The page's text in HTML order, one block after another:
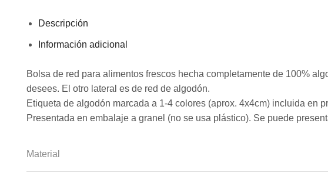
Descripción
Información adicional
Bolsa de red para alimentos frescos hecha completamente de 100%
desees. El otro lateral es de red de algodón.
Etiqueta de algodón marcada a 1-4 colores (aprox. 4x4cm) incluida en
Presentada en embalaje a granel (no se usa plástico). Se puede
Material